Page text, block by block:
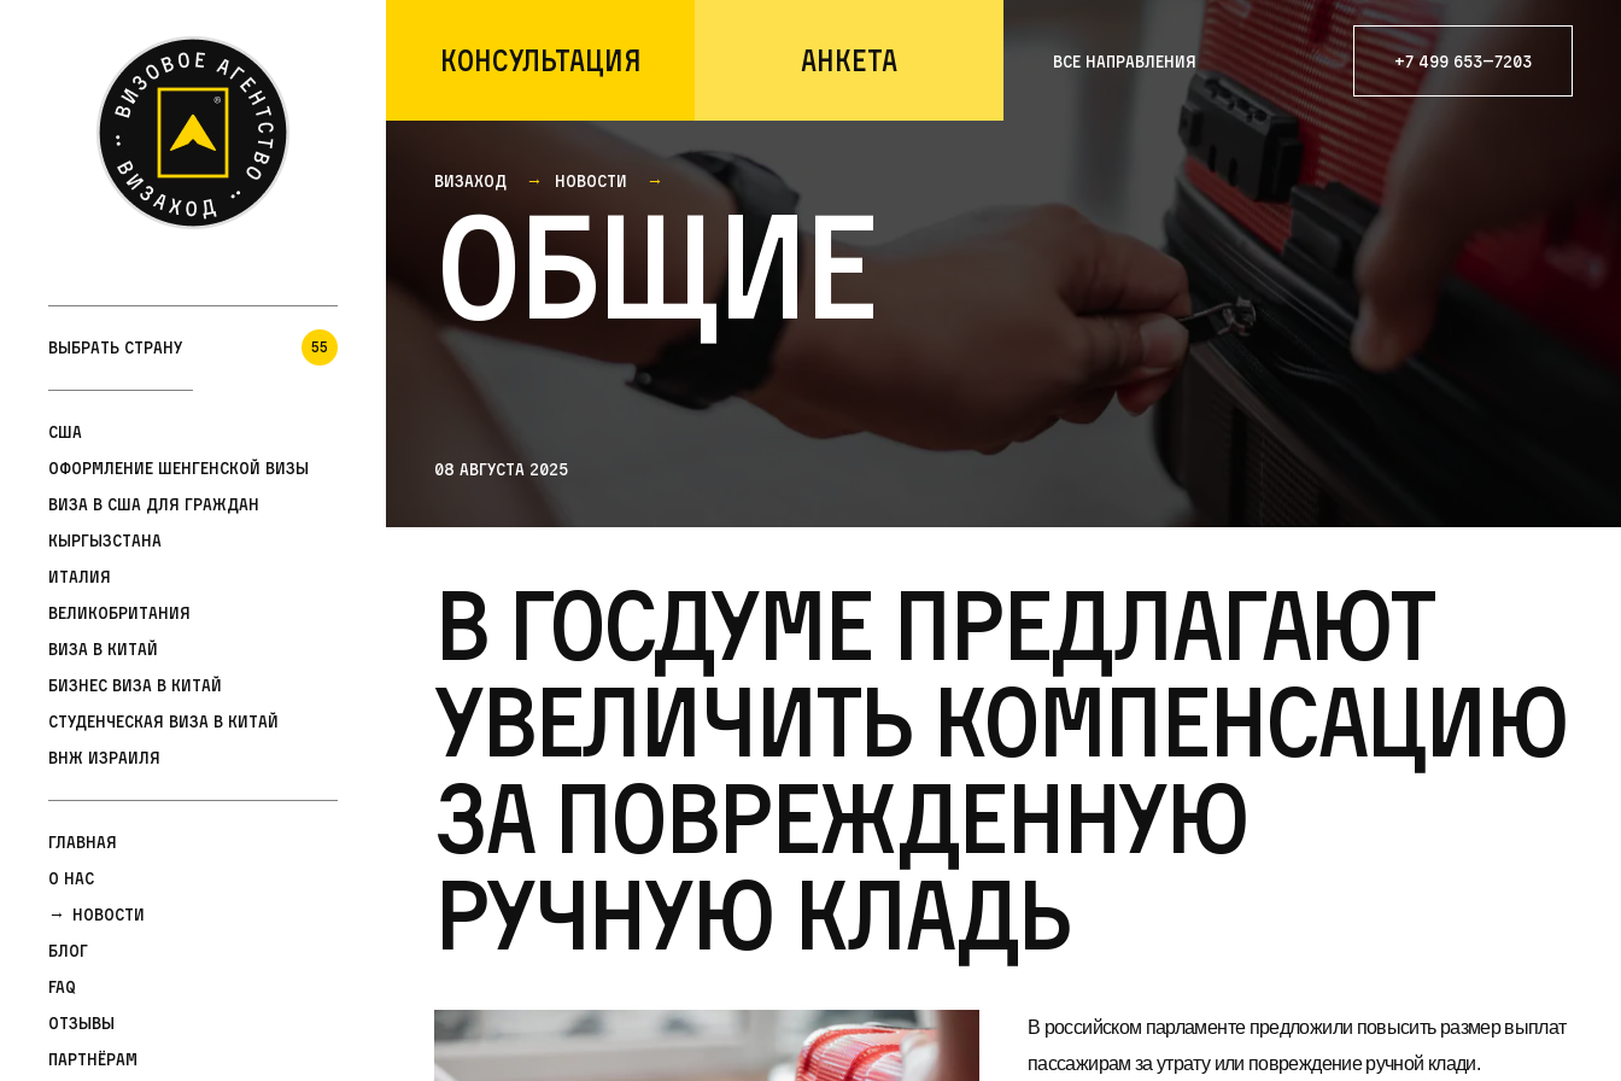
Консультация Анкета Все направления +7 499 653—7203
Выбрать страну 55
США
Оформление шенгенской визы
Виза в США для граждан
Кыргызстана
Италия
Великобритания
Виза в Китай
Бизнес виза в Китай
Студенческая виза в Китай
ВНЖ Израиля
Главная
О нас
Новости
Блог
FAQ
Отзывы
Партнёрам
Визаход Новости
Общие
08 августа 2025
В Госдуме предлагают
увеличить компенсацию
за поврежденную
ручную кладь
В российском парламенте предложили повысить размер выплат
пассажирам за утрату или повреждение ручной клади.